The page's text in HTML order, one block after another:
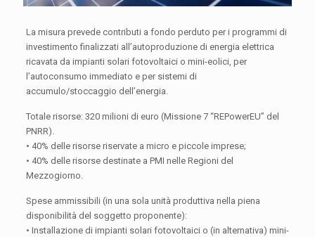
La misura prevede contributi a fondo perduto per i programmi di
investimento finalizzati all’autoproduzione di energia elettrica
ricavata da impianti solari fotovoltaici o mini-eolici, per
l’autoconsumo immediato e per sistemi di
accumulo/stoccaggio dell’energia.
Totale risorse: 320 milioni di euro (Missione 7 “REPowerEU” del
PNRR).
• 40% delle risorse riservate a micro e piccole imprese;
• 40% delle risorse destinate a PMI nelle Regioni del
Mezzogiorno.
Spese ammissibili (in una sola unità produttiva nella piena
disponibilità del soggetto proponente):
• Installazione di impianti solari fotovoltaici o (in alternativa) mini-